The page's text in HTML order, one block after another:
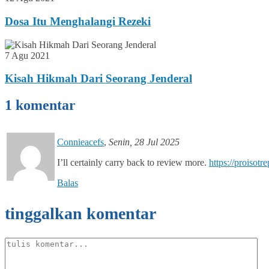
Dosa Itu Menghalangi Rezeki
7 Agu 2021
Kisah Hikmah Dari Seorang Jenderal
1 komentar
Connieacefs, Senin, 28 Jul 2025
I’ll certainly carry back to review more. https://
Balas
tinggalkan komentar